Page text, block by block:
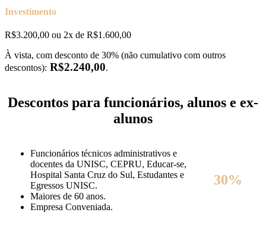
Investimento
R$3.200,00 ou 2x de R$1.600,00
À vista, com desconto de 30% (não cumulativo com outros
descontos): R$2.240,00.
Descontos para funcionários, alunos e ex-
alunos
Funcionários técnicos administrativos e
docentes da UNISC, CEPRU, Educar-se,
Hospital Santa Cruz do Sul, Estudantes e
Egressos UNISC.
Maiores de 60 anos.
Empresa Conveniada.
30%